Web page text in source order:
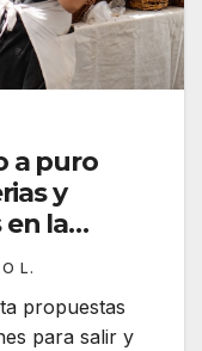
a puro
y
la
L.
propuestas
para salir y